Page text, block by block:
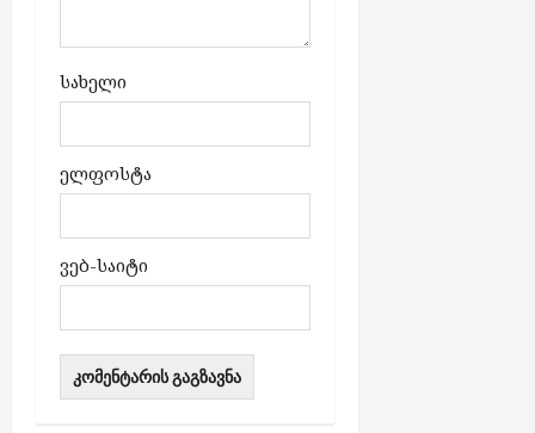
სახელი
ელფოსტა
ვებ-საიტი